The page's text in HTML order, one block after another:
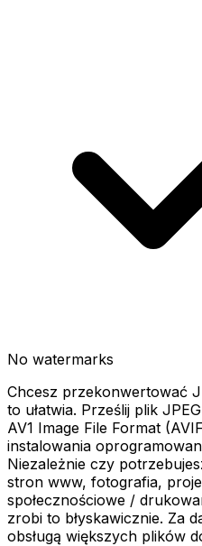
No watermarks
Chcesz przekonwertować
to ułatwia. Prześlij plik
AV1 Image File Format
instalowania
Niezależnie czy
stron www, fotografia,
społecznościowe /
zrobi to błyskawicznie. Za
obsługą większych plików